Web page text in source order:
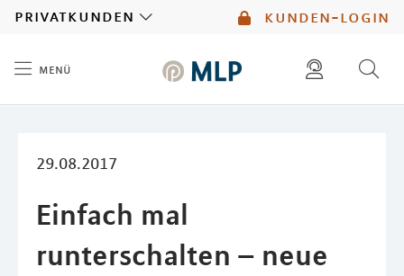
kunden-login
privatkunden
menü
29.08.2017
Einfach mal
runterschalten – neue